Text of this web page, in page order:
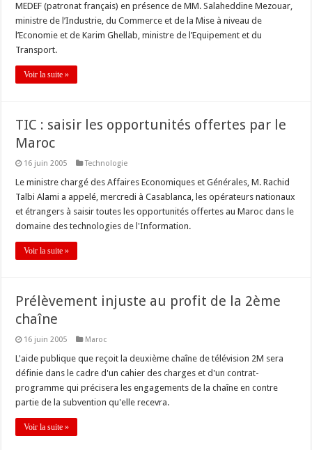
MEDEF (patronat français) en présence de MM. Salaheddine Mezouar,
ministre de l’Industrie, du Commerce et de la Mise à niveau de
l’Economie et de Karim Ghellab, ministre de l’Equipement et du
Transport.
Voir la suite »
TIC : saisir les opportunités offertes par le
Maroc
16 juin 2005 Technologie
Le ministre chargé des Affaires Economiques et Générales, M. Rachid
Talbi Alami a appelé, mercredi à Casablanca, les opérateurs nationaux
et étrangers à saisir toutes les opportunités offertes au Maroc dans le
domaine des technologies de l'Information.
Voir la suite »
Prélèvement injuste au profit de la 2ème
chaîne
16 juin 2005 Maroc
L'aide publique que reçoit la deuxième chaîne de télévision 2M sera
définie dans le cadre d'un cahier des charges et d'un contrat-
programme qui précisera les engagements de la chaîne en contre
partie de la subvention qu'elle recevra.
Voir la suite »